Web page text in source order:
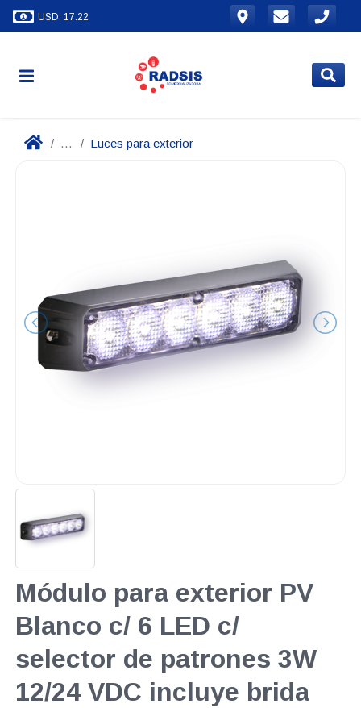
USD: 17.22
... Luces para exterior
Módulo para exterior PV
Blanco c/ 6 LED c/
selector de patrones 3W
12/24 VDC incluye brida